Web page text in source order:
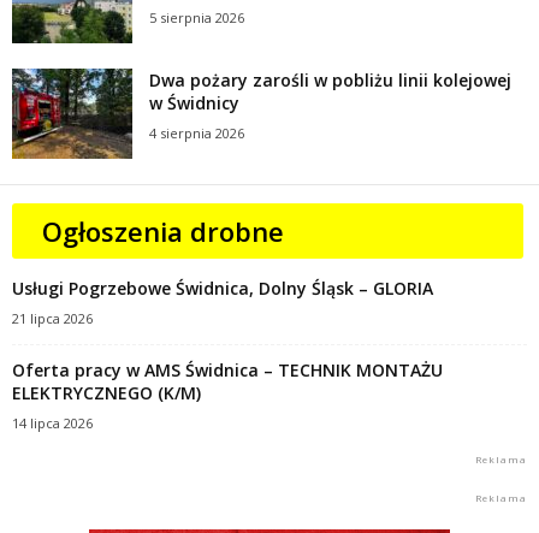
5 sierpnia 2026
Dwa pożary zarośli w pobliżu linii kolejowej
w Świdnicy
4 sierpnia 2026
Ogłoszenia drobne
Usługi Pogrzebowe Świdnica, Dolny Śląsk – GLORIA
21 lipca 2026
Oferta pracy w AMS Świdnica – TECHNIK MONTAŻU
ELEKTRYCZNEGO (K/M)
14 lipca 2026